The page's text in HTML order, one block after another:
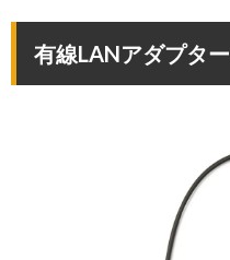
有線LANアダプター